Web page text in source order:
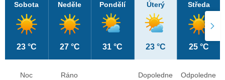
Sobota
23 °C
Neděle
27 °C
Pondělí
31 °C
Úterý
23 °C
Středa
25 °C
Noc
Ráno
Dopoledne
Odpoledne